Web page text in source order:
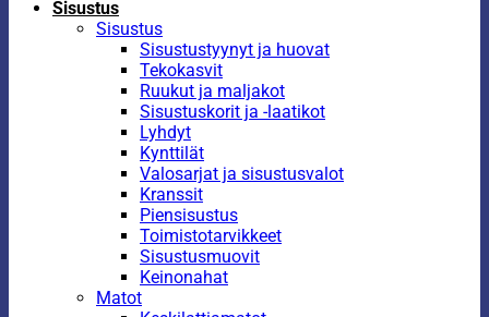
Sisustus
Sisustus
Sisustustyynyt ja huovat
Tekokasvit
Ruukut ja maljakot
Sisustuskorit ja -laatikot
Lyhdyt
Kynttilät
Valosarjat ja sisustusvalot
Kranssit
Piensisustus
Toimistotarvikkeet
Sisustusmuovit
Keinonahat
Matot